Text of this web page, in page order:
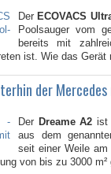
Der ECOVACS
Poolsauger vom
bereits mit
ist. Wie das Gerät
der Mercedes
Der Dreame A2 ist
aus dem
seit einer Weile
von bis zu 3000